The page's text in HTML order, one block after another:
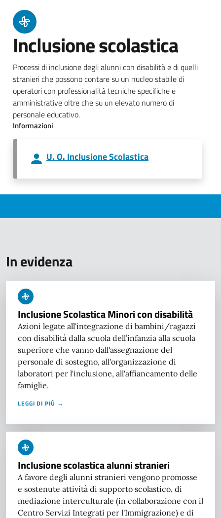
Inclusione scolastica
Processi di inclusione degli alunni con disabilità e di quelli
stranieri che possono contare su un nucleo stabile di
operatori con professionalità tecniche specifiche e
amministrative oltre che su un elevato numero di
personale educativo.
Informazioni
U. O. Inclusione Scolastica
In evidenza
Inclusione Scolastica Minori con disabilità
Azioni legate all'integrazione di bambini/ragazzi
con disabilità dalla scuola dell’infanzia alla scuola
superiore che vanno dall'assegnazione del
personale di sostegno, all'organizzazione di
laboratori per l'inclusione, all'affiancamento delle
famiglie.
LEGGI DI PIÙ →
Inclusione scolastica alunni stranieri
A favore degli alunni stranieri vengono promosse
e sostenute attività di supporto scolastico, di
mediazione interculturale (in collaborazione con il
Centro Servizi Integrati per l'Immigrazione) e di